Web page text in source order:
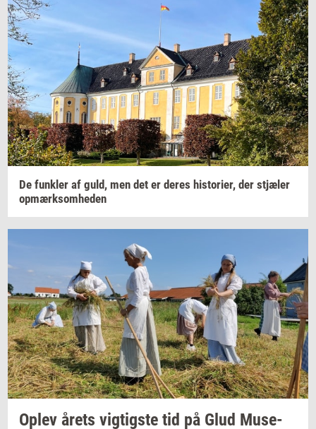
De funk­ler af guld, men det er deres hi­sto­ri­er, der stjæ­ler
op­mærk­som­he­den
Oplev årets vig­tig­ste tid på Glud Mu­se­